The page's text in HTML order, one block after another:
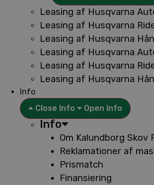
Leasing af Husqvarna
Leasing af Husqvarna
Leasing af Husqvarna
Leasing af Husqvarna
Leasing af Husqvarna
Leasing af Husqvarna
Info
Close Info
Open Info
Info
Om Kalundborg Skov
Reklamationer af
Prismatch
Finansiering